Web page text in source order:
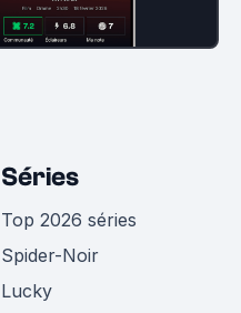
Séries
Top 2026 séries
Spider-Noir
Lucky